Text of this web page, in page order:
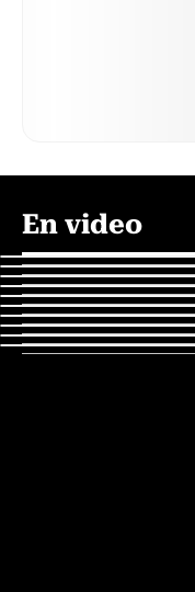
En video